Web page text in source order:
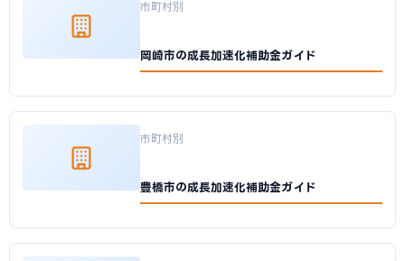
市町村別
岡崎市の成長加速化補助金ガイド
市町村別
豊橋市の成長加速化補助金ガイド